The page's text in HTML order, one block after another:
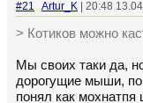
#21 Artur_K | 20:48
> Котиков можно
Мы своих таки да,
дорогущие мыши,
понял как